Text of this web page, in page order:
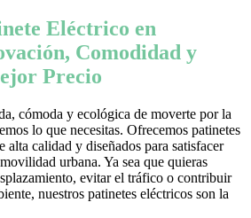
Eléctrico en
Comodidad y
Precio
cómoda y ecológica de moverte por la
lo que necesitas. Ofrecemos patinetes
alta calidad y diseñados para satisfacer
urbana. Ya sea que quieras
evitar el tráfico o contribuir
nuestros patinetes eléctricos son la